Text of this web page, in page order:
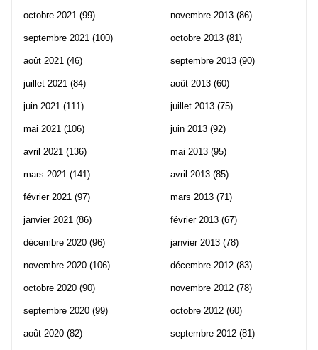
octobre 2021 (99)
septembre 2021 (100)
août 2021 (46)
juillet 2021 (84)
juin 2021 (111)
mai 2021 (106)
avril 2021 (136)
mars 2021 (141)
février 2021 (97)
janvier 2021 (86)
décembre 2020 (96)
novembre 2020 (106)
octobre 2020 (90)
septembre 2020 (99)
août 2020 (82)
novembre 2013 (86)
octobre 2013 (81)
septembre 2013 (90)
août 2013 (60)
juillet 2013 (75)
juin 2013 (92)
mai 2013 (95)
avril 2013 (85)
mars 2013 (71)
février 2013 (67)
janvier 2013 (78)
décembre 2012 (83)
novembre 2012 (78)
octobre 2012 (60)
septembre 2012 (81)